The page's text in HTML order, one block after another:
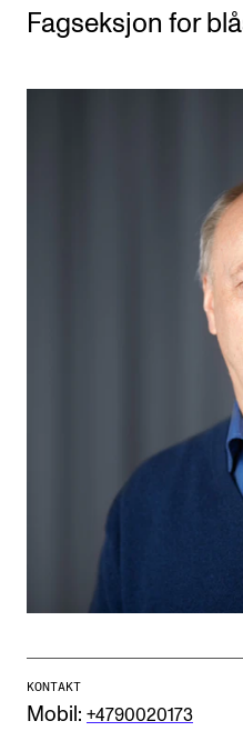
Doktorgrad
Etterutdanning og kurs
Studentutvalet SUT
FORSKNING
NordART
Publikasjoner
Fagseksjon for
KONTAKT
Mobil: +4790020173